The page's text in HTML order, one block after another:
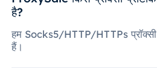
है?
हम Socks5/HTTP/HTTPs प्रॉक्सी
हैं।